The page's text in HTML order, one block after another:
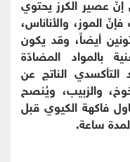
الموز، والأناناس،
أيضاً، وقد يكون
بالمواد المضادّة
التأكسدي الناتج عن
والزبيب، ويُنصح
فاكهة الكيوي قبل
ساعة.